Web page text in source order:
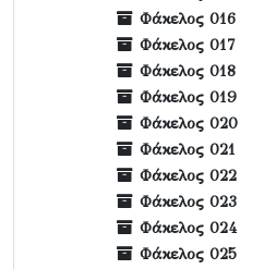
Φάκελος 016
Φάκελος 017
Φάκελος 018
Φάκελος 019
Φάκελος 020
Φάκελος 021
Φάκελος 022
Φάκελος 023
Φάκελος 024
Φάκελος 025